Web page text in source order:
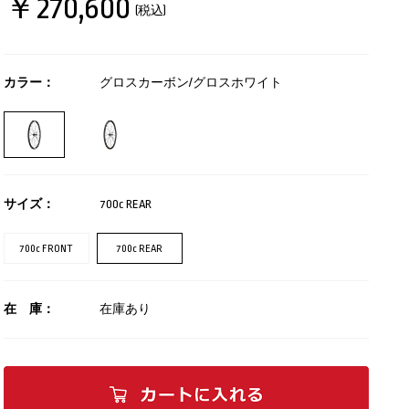
￥270,600 (税込)
カラー： グロスカーボン/グロスホワイト
サイズ： 700c REAR
700c FRONT 700c REAR
在 庫： 在庫あり